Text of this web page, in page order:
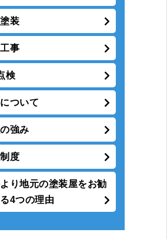
装
事
検
ついて
強み
度
り地元の塗装屋をお勧
4つの理由